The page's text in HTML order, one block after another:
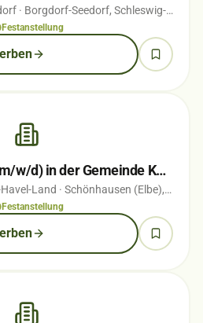
· Borgdorf-Seedorf, Schleswig-Holstein
Festanstellung
Gemeindearbeiter (m/w/d) in der Gemeinde Kamern
Land · Schönhausen (Elbe), Sachsen-Anhalt
Festanstellung